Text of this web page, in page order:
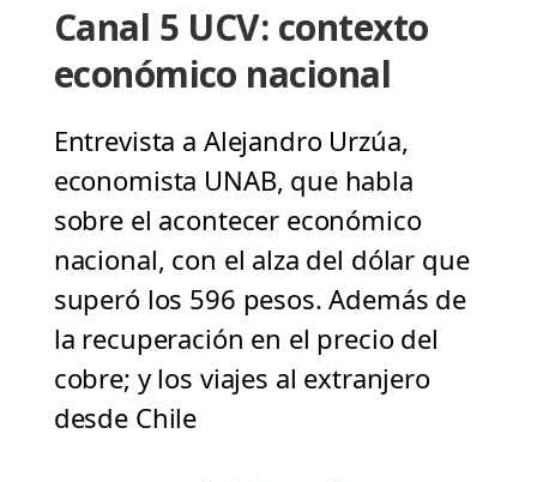
Canal 5 UCV: contexto
económico nacional
Entrevista a Alejandro Urzúa,
economista UNAB, que habla
sobre el acontecer económico
nacional, con el alza del dólar que
superó los 596 pesos. Además de
la recuperación en el precio del
cobre; y los viajes al extranjero
desde Chile